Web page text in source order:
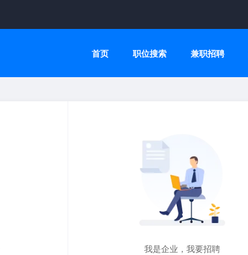
首页 职位搜索 兼职招聘
我是企业，我要招聘